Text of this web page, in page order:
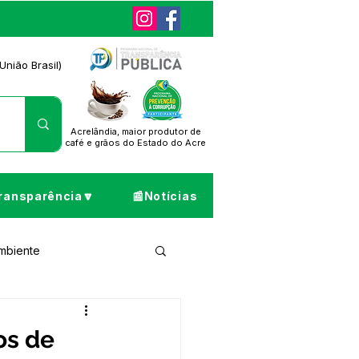
Brasil)
Acrelândia, maior produtor de
café e grãos do Estado do Acre
📰Notícias
de